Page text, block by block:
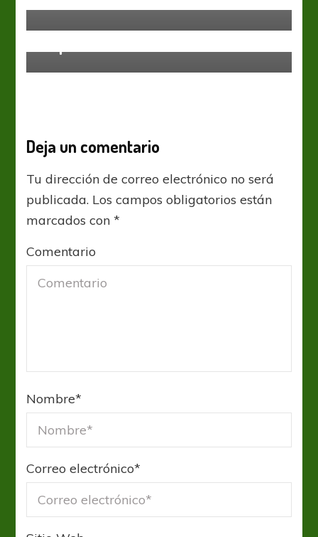
Deja un comentario
Tu dirección de correo electrónico no será
publicada. Los campos obligatorios están
marcados con*
Comentario
Nombre*
Correo electrónico*